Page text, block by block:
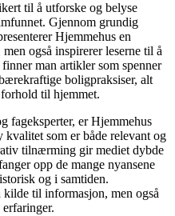
til å utforske og belyse
Gjennom grundig
Hjemmehus en
også inspirerer leserne til å
man artikler som spenner
boligpraksiser, alt
til hjemmet.
fageksperter, er Hjemmehus
som er både relevant og
tilnærming gir mediet dybde
opp de mange nyansene
og i samtiden.
kilde til informasjon, men også